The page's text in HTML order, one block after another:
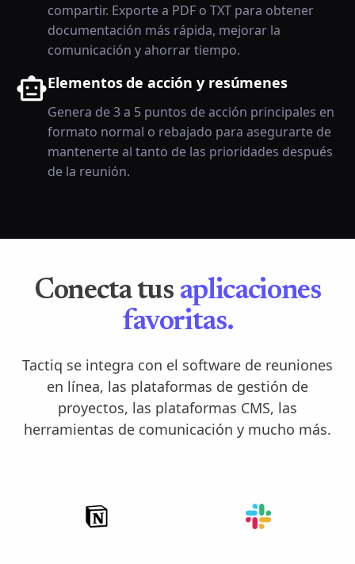
compartir. Exporte a PDF o TXT para obtener
documentación más rápida, mejorar la
comunicación y ahorrar tiempo.
Elementos de acción y resúmenes
Genera de 3 a 5 puntos de acción principales en
formato normal o rebajado para asegurarte de
mantenerte al tanto de las prioridades después
de la reunión.
Conecta tus aplicaciones
favoritas.
Tactiq se integra con el software de reuniones
en línea, las plataformas de gestión de
proyectos, las plataformas CMS, las
herramientas de comunicación y mucho más.